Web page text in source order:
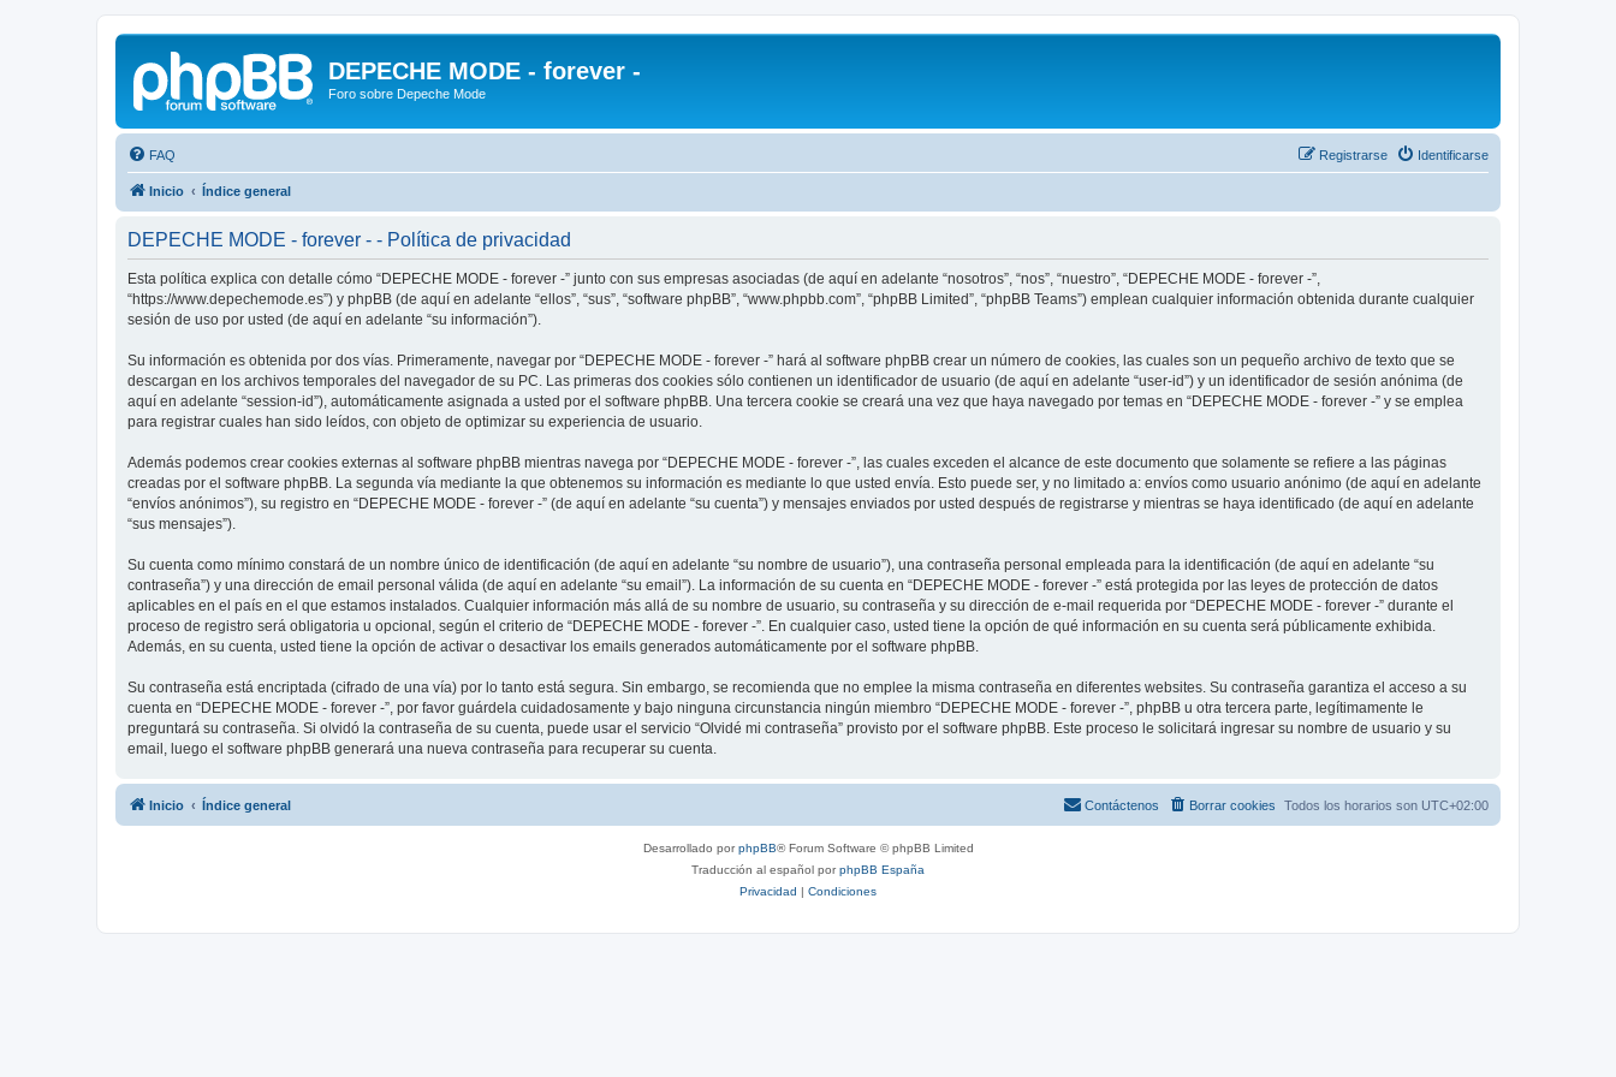
DEPECHE MODE - forever -
Foro sobre Depeche Mode
FAQ Identificarse
Registrarse
Inicio Índice general
DEPECHE MODE - forever - - Política de privacidad
Esta política explica con detalle cómo “DEPECHE MODE - forever -” junto con sus empresas asociadas (de aquí en adelante “nosotros”, “nos”, “nuestro”, “DEPECHE MODE - forever -”,
“https://www.depechemode.es”) y phpBB (de aquí en adelante “ellos”, “sus”, “software phpBB”, “www.phpbb.com”, “phpBB Limited”, “phpBB Teams”) emplean cualquier información obtenida durante cualquier
sesión de uso por usted (de aquí en adelante “su información”).
Su información es obtenida por dos vías. Primeramente, navegar por “DEPECHE MODE - forever -” hará al software phpBB crear un número de cookies, las cuales son un pequeño archivo de texto que se
descargan en los archivos temporales del navegador de su PC. Las primeras dos cookies sólo contienen un identificador de usuario (de aquí en adelante “user-id”) y un identificador de sesión anónima (de
aquí en adelante “session-id”), automáticamente asignada a usted por el software phpBB. Una tercera cookie se creará una vez que haya navegado por temas en “DEPECHE MODE - forever -” y se emplea
para registrar cuales han sido leídos, con objeto de optimizar su experiencia de usuario.
Además podemos crear cookies externas al software phpBB mientras navega por “DEPECHE MODE - forever -”, las cuales exceden el alcance de este documento que solamente se refiere a las páginas
creadas por el software phpBB. La segunda vía mediante la que obtenemos su información es mediante lo que usted envía. Esto puede ser, y no limitado a: envíos como usuario anónimo (de aquí en adelante
“envíos anónimos”), su registro en “DEPECHE MODE - forever -” (de aquí en adelante “su cuenta”) y mensajes enviados por usted después de registrarse y mientras se haya identificado (de aquí en adelante
“sus mensajes”).
Su cuenta como mínimo constará de un nombre único de identificación (de aquí en adelante “su nombre de usuario”), una contraseña personal empleada para la identificación (de aquí en adelante “su
contraseña”) y una dirección de email personal válida (de aquí en adelante “su email”). La información de su cuenta en “DEPECHE MODE - forever -” está protegida por las leyes de protección de datos
aplicables en el país en el que estamos instalados. Cualquier información más allá de su nombre de usuario, su contraseña y su dirección de e-mail requerida por “DEPECHE MODE - forever -” durante el
proceso de registro será obligatoria u opcional, según el criterio de “DEPECHE MODE - forever -”. En cualquier caso, usted tiene la opción de qué información en su cuenta será públicamente exhibida.
Además, en su cuenta, usted tiene la opción de activar o desactivar los emails generados automáticamente por el software phpBB.
Su contraseña está encriptada (cifrado de una vía) por lo tanto está segura. Sin embargo, se recomienda que no emplee la misma contraseña en diferentes websites. Su contraseña garantiza el acceso a su
cuenta en “DEPECHE MODE - forever -”, por favor guárdela cuidadosamente y bajo ninguna circunstancia ningún miembro “DEPECHE MODE - forever -”, phpBB u otra tercera parte, legítimamente le
preguntará su contraseña. Si olvidó la contraseña de su cuenta, puede usar el servicio “Olvidé mi contraseña” provisto por el software phpBB. Este proceso le solicitará ingresar su nombre de usuario y su
email, luego el software phpBB generará una nueva contraseña para recuperar su cuenta.
Inicio Índice general Todos los horarios son UTC+02:00
Borrar cookies
Contáctenos
Desarrollado porphpBB® Forum Software © phpBB Limited
Traducción al español porphpBB España
Privacidad | Condiciones